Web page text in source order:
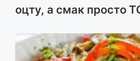
оцту, а смак просто